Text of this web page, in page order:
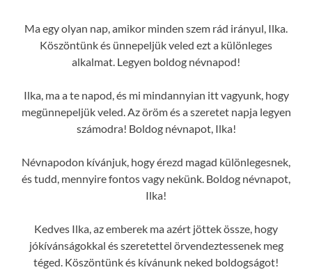
Ma egy olyan nap, amikor minden szem rád irányul, Ilka.
Köszöntünk és ünnepeljük veled ezt a különleges
alkalmat. Legyen boldog névnapod!
Ilka, ma a te napod, és mi mindannyian itt vagyunk, hogy
megünnepeljük veled. Az öröm és a szeretet napja legyen
számodra! Boldog névnapot, Ilka!
Névnapodon kívánjuk, hogy érezd magad különlegesnek,
és tudd, mennyire fontos vagy nekünk. Boldog névnapot,
Ilka!
Kedves Ilka, az emberek ma azért jöttek össze, hogy
jókívánságokkal és szeretettel örvendeztessenek meg
téged. Köszöntünk és kívánunk neked boldogságot!